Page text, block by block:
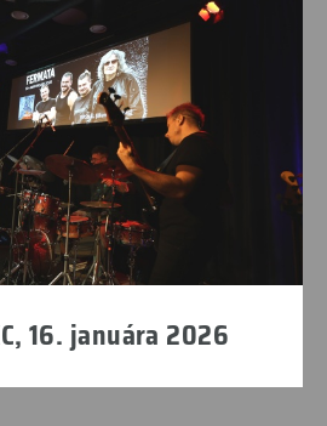
16. januára 2026